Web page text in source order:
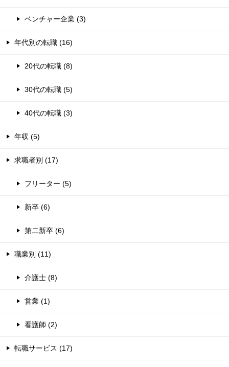
ベンチャー企業 (3)
年代別の転職 (16)
20代の転職 (8)
30代の転職 (5)
40代の転職 (3)
年収 (5)
求職者別 (17)
フリーター (5)
新卒 (6)
第二新卒 (6)
職業別 (11)
介護士 (8)
営業 (1)
看護師 (2)
転職サービス (17)